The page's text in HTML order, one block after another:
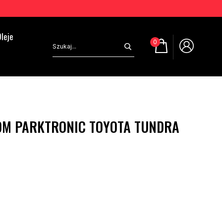
0
PARKTRONIC TOYOTA TUNDRA